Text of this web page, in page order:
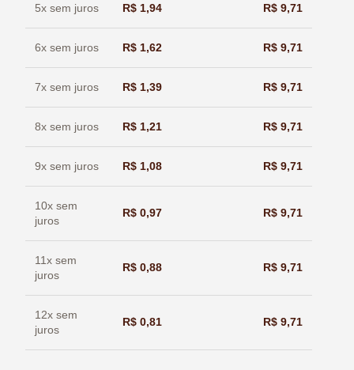
5x sem juros R$ 1,94 R$ 9,71
6x sem juros R$ 1,62 R$ 9,71
7x sem juros R$ 1,39 R$ 9,71
8x sem juros R$ 1,21 R$ 9,71
9x sem juros R$ 1,08 R$ 9,71
10x sem
juros
R$ 0,97 R$ 9,71
11x sem
juros
R$ 0,88 R$ 9,71
12x sem
juros
R$ 0,81 R$ 9,71